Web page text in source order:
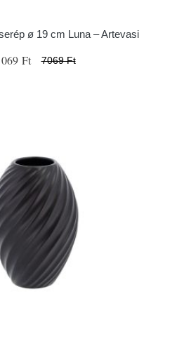
ø 19 cm Luna – Artevasi
Ft 7069 Ft